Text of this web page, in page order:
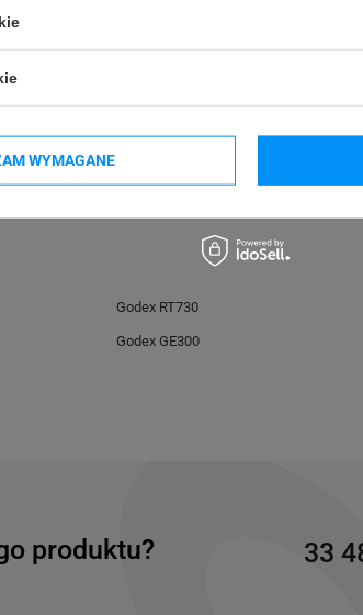
Godex RT730
Godex GE300
produktu? 33
WYMAGANE